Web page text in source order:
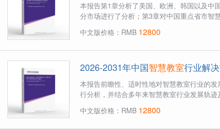
本报告第1章分析了美国、欧洲、韩国以及中
分市场进行了分析；第3章对中国重点省市智
中文版价格：RMB 12800
2026-2031年中国智慧教室行业解
本报告前瞻性、适时性地对智慧教室行业的
行分析，并结合多年来智慧教室行业发展轨
中文版价格：RMB 12800